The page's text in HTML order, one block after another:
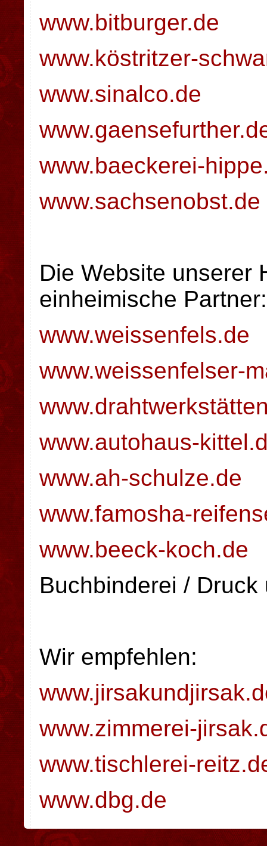
www.bitburger.de
www.köstritzer-
www.sinalco.de
www.baeckerei-
www.sachsenobst.de
Die Website unserer
einheimische Partner:
www.weissenfels.de
www.weissenfelser-
www.autohaus-
www.ah-schulze.de
www.famosha-
www.beeck-koch.de
Buchbinderei /
Wir empfehlen:
www.zimmerei-
www.tischlerei-
www.dbg.de